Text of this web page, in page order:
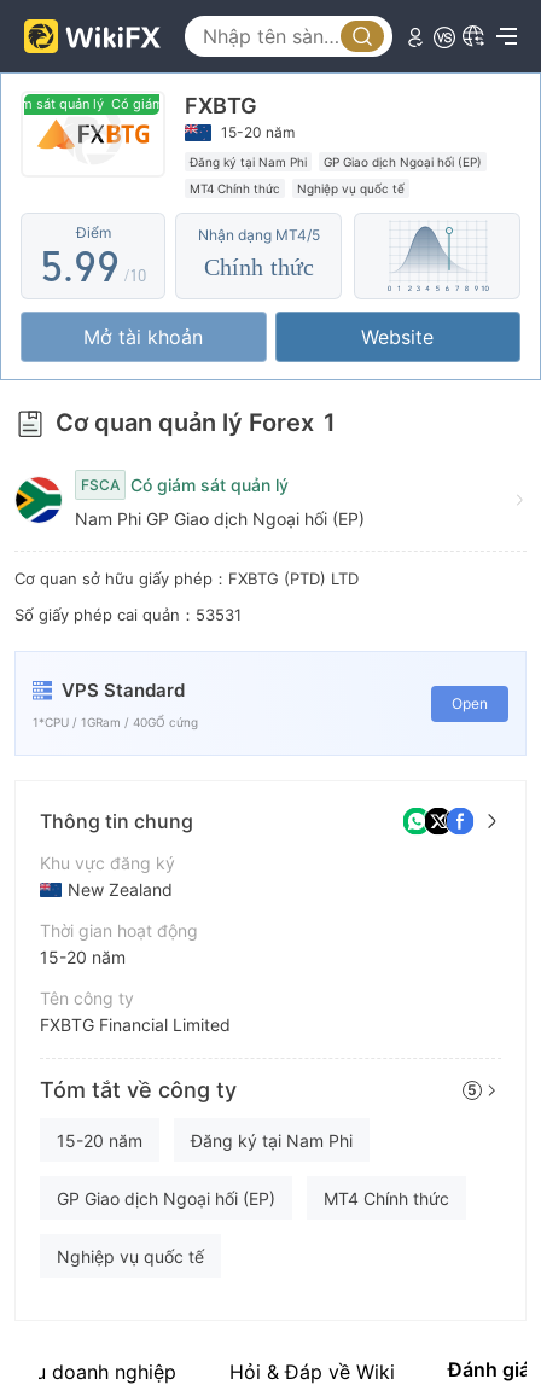
sát quản lý Có giám sát quản lýFXBTG
15-20 năm
Đăng ký tại Nam Phi
GP Giao dịch Ngoại hối (EP)
MT4 Chính thức
Nghiệp vụ quốc tế
Điểm
0
1
2
4
5
6
7
8
.
4
5
6
8
9
4
5
6
8
9 /10
Nhận dạng MT4/5
Chính thức
Mở tài khoản Website
Cơ quan quản lý Forex 1
FSCA Có giám sát quản lý
Nam Phi GP Giao dịch Ngoại hối (EP)
Cơ quan sở hữu giấy phép：FXBTG (PTD) LTD
Số giấy phép cai quản：53531
VPS Standard
1*CPU / 1GRam / 40GỔ cứng
Open
Thông tin chung
Khu vực đăng ký
New Zealand
Thời gian hoạt động
15-20 năm
Tên công ty
FXBTG Financial Limited
Viết tắt
FXBTG
Nhân viên doanh nghiệp
Tóm tắt về công ty 5
15-20 năm Đăng ký tại Nam Phi
GP Giao dịch Ngoại hối (EP) MT4 Chính thức
Nghiệp vụ quốc tế
doanh nghiệp Hỏi & Đáp về Wiki Đánh giá